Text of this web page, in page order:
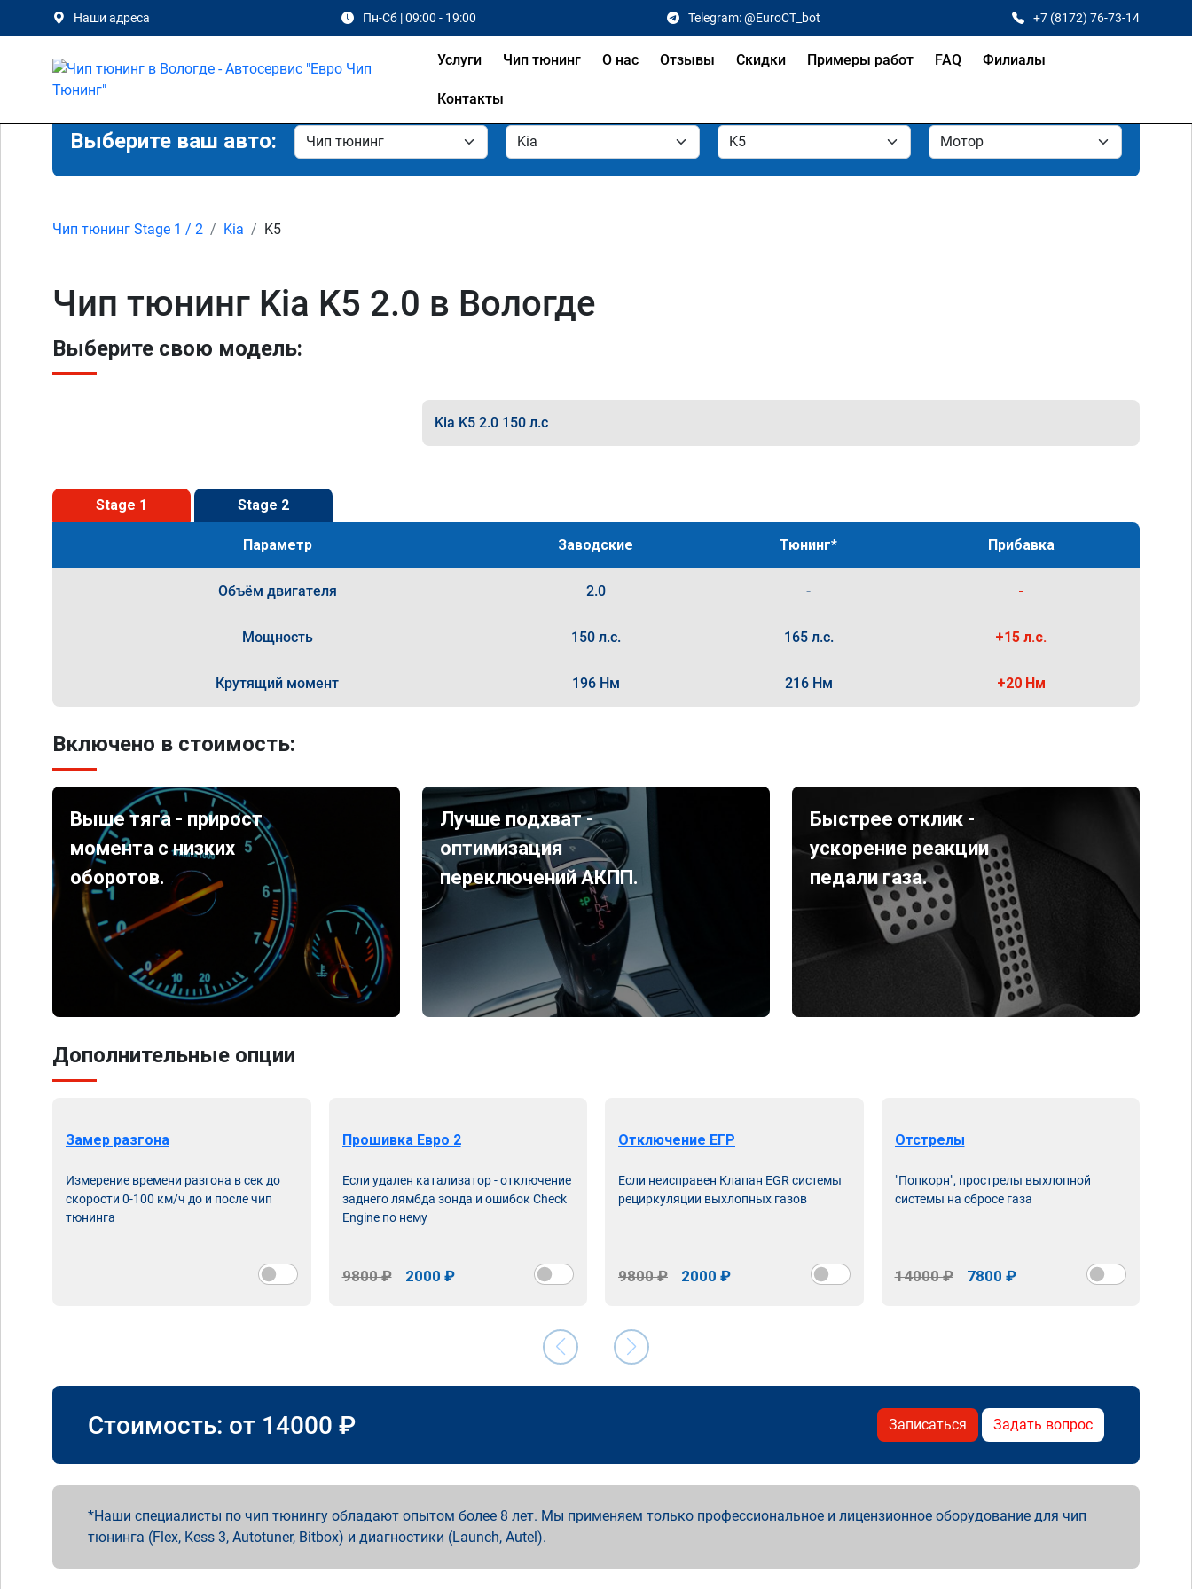
Наши адреса Пн-Сб | 09:00 - 19:00 Telegram: @EuroCT_bot +7 (8172) 76-73-14
Услуги Чип тюнинг О нас Отзывы Скидки Примеры работ FAQ Филиалы
Контакты
Выберите ваш авто:
Чип тюнинг Stage 1 / 2 Kia K5
Чип тюнинг Kia K5 2.0 в Вологде
Выберите свою модель:
Kia K5 2.0 150 л.с
Stage 1 Stage 2
Параметр Заводские Тюнинг* Прибавка
Объём двигателя 2.0 - -
Мощность 150 л.с. 165 л.с. +15 л.с.
Крутящий момент 196 Нм 216 Нм +20 Нм
Включено в стоимость:
Выше тяга - прирост
момента с низких
оборотов.
Лучше подхват -
оптимизация
переключений АКПП.
Быстрее отклик -
ускорение реакции
педали газа.
Дополнительные опции
Замер разгона
Измерение времени разгона в сек до
скорости 0-100 км/ч до и после чип
тюнинга
Прошивка Евро 2
Если удален катализатор - отключение
заднего лямбда зонда и ошибок Check
Engine по нему
9800 ₽ 2000 ₽
Отключение ЕГР
Если неисправен Клапан EGR системы
рециркуляции выхлопных газов
9800 ₽ 2000 ₽
Отстрелы
"Попкорн", прострелы выхлопной
системы на сбросе газа
14000 ₽ 7800 ₽
Стоимость: от 14000 ₽ Записаться Задать вопрос
Наши специалисты по чип тюнингу обладают опытом более 8 лет. Мы применяем только профессиональное и лицензионное оборудование для чип
тюнинга (Flex, Kess 3, Autotuner, Bitbox) и диагностики (Launch, Autel).